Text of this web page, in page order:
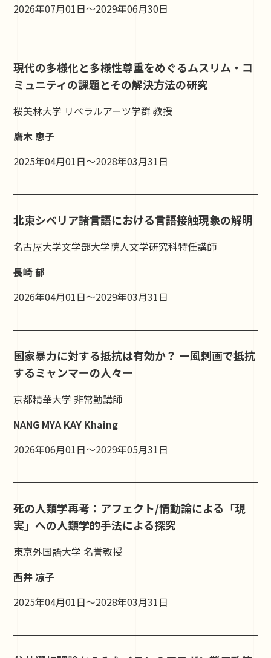
2026年07月01日～2029年06月30日
現代の多様化と多様性尊重をめぐるムスリム・コ
ミュニティの課題とその解決方法の研究
桜美林大学 リベラルアーツ学群 教授
鷹木 恵子
2025年04月01日～2028年03月31日
北東シベリア諸言語における言語接触現象の解明
名古屋大学文学部大学院人文学研究科特任講師
長崎 郁
2026年04月01日～2029年03月31日
国家暴力に対する抵抗は有効か？ ー風刺画で抵抗
するミャンマーの人々ー
京都精華大学 非常勤講師
NANG MYA KAY Khaing
2026年06月01日～2029年05月31日
死の人類学再考：アフェクト/情動論による「現
実」への人類学的手法による探究
東京外国語大学 名誉教授
西井 凉子
2025年04月01日～2028年03月31日